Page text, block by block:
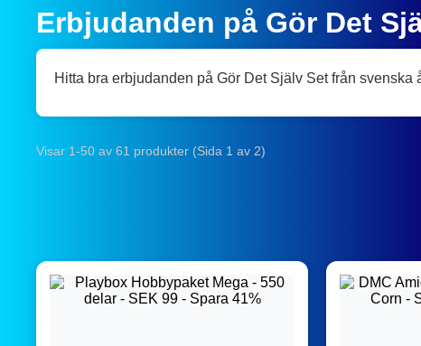
Erbjudanden på Gör Det
Hitta bra erbjudanden på Gör Det Själv Set från
Visar 1-50 av 61 produkter (Sida 1 av 2)